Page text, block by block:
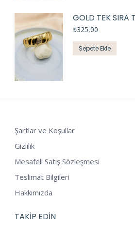
GOLD TEK SIRA
₺325,00
Sepete Ekle
Şartlar ve Koşullar
Gizlilik
Mesafeli Satış Sözleşmesi
Teslimat Bilgileri
Hakkımızda
TAKIP EDIN